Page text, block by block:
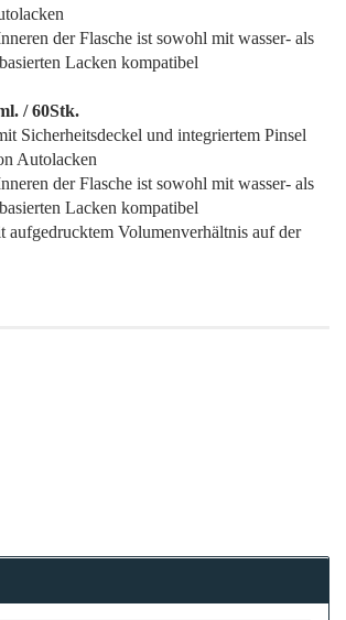
der Flasche ist sowohl mit wasser- als
Lacken kompatibel
/ 60Stk.
Sicherheitsdeckel und integriertem Pinsel
Autolacken
der Flasche ist sowohl mit wasser- als
Lacken kompatibel
aufgedrucktem Volumenverhältnis auf der